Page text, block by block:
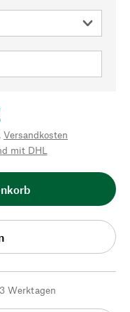
Versandkosten
mit DHL
Werktagen